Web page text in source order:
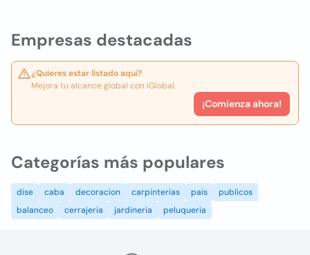
Empresas destacadas
¿Quieres estar listado aquí?
Mejora tu alcance global con iGlobal.
¡Comienza ahora!
Categorías más populares
dise caba decoracion carpinterias pais
publicos
balanceo
cerrajeria jardineria peluqueria